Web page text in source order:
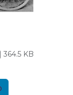
364.5 KB